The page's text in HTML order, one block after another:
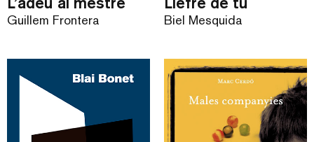
Guillem Frontera Biel Mesquida